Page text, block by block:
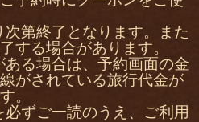
第終了となります。また
する場合があります。
る場合は、予約画面の金
がされている旅行代金が
。
必ずご一読のうえ、ご利用